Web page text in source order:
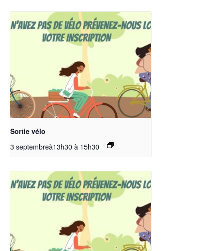
Sortie vélo
3 septembreà13h30à 15h30